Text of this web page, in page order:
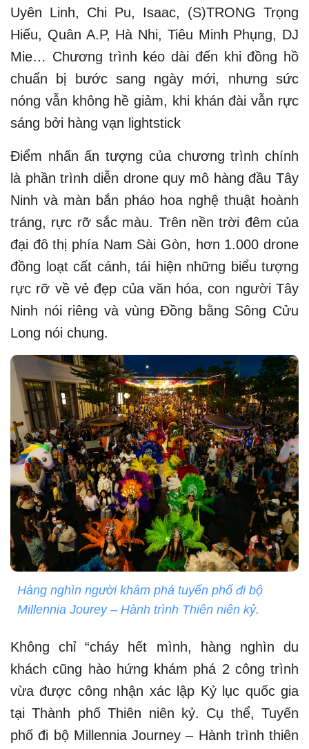
Uyên Linh, Chi Pu, Isaac, (S)TRONG Trọng
Hiếu, Quân A.P, Hà Nhi, Tiêu Minh Phụng, DJ
Mie… Chương trình kéo dài đến khi đồng hồ
chuẩn bị bước sang ngày mới, nhưng sức
nóng vẫn không hề giảm, khi khán đài vẫn rực
sáng bởi hàng vạn lightstick
Điểm nhấn ấn tượng của chương trình chính
là phần trình diễn drone quy mô hàng đầu Tây
Ninh và màn bắn pháo hoa nghệ thuật hoành
tráng, rực rỡ sắc màu. Trên nền trời đêm của
đại đô thị phía Nam Sài Gòn, hơn 1.000 drone
đồng loạt cất cánh, tái hiện những biểu tượng
rực rỡ về vẻ đẹp của văn hóa, con người Tây
Ninh nói riêng và vùng Đồng bằng Sông Cửu
Long nói chung.
Hàng nghìn người khám phá tuyến phố đi bộ
Millennia Jourey – Hành trình Thiên niên kỷ.
Không chỉ “cháy hết mình, hàng nghìn du
khách cũng hào hứng khám phá 2 công trình
vừa được công nhận xác lập Kỷ lục quốc gia
tại Thành phố Thiên niên kỷ. Cụ thể, Tuyến
phố đi bộ Millennia Journey – Hành trình thiên